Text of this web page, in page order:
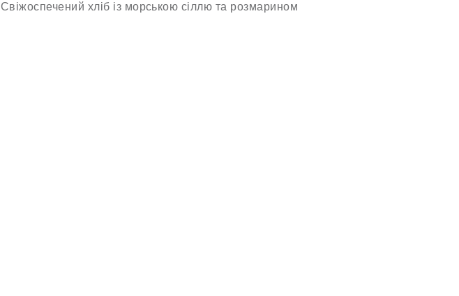
Свіжоспечений хліб із морською сіллю та розмарином